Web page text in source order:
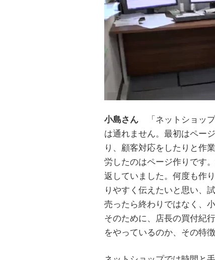
小島さん 「ネットショッ
は通れません。最初はペー
り、顧客対応をしたりと作
労したのはページ作りです
返していました。何度も作
りやすく伝えたいと思い、
売ったら終わりではなく、
そのために、店長の買付紀
をやっているのか、その特